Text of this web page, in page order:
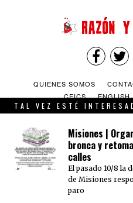
QUIENES SOMOS
CEICS
ENGLISH
TAL VEZ ESTÉ
Misiones |
bronca y
calles
El pasado 10/8 la
de Misiones
paro